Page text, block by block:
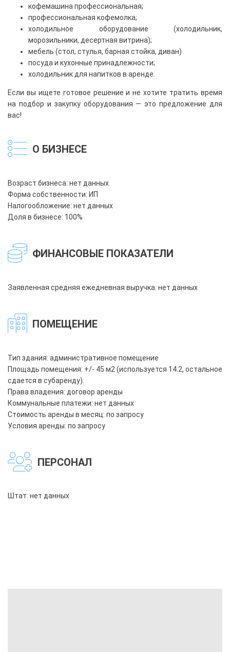
кофемашина профессиональная;
профессиональная кофемолка;
холодильное оборудование (холодильник,
морозильники, десертная витрина);
мебель (стол, стулья, барная стойка, диван)
посуда и кухонные принадлежности;
холодильник для напитков в аренде.
Если вы ищете готовое решение и не хотите тратить время
на подбор и закупку оборудования — это предложение для
вас!
О БИЗНЕСЕ
Возраст бизнеса: нет данных
Форма собственности: ИП
Налогообложение: нет данных
Доля в бизнесе: 100%
ФИНАНСОВЫЕ ПОКАЗАТЕЛИ
Заявленная средняя ежедневная выручка: нет данных
ПОМЕЩЕНИЕ
Тип здания: административное помещение
Площадь помещения: +/- 45 м2 (используется 14.2, остальное
сдается в субаренду).
Права владения: договор аренды
Коммунальные платежи: нет данных
Стоимость аренды в месяц: по запросу
Условия аренды: по запросу
ПЕРСОНАЛ
Штат: нет данных